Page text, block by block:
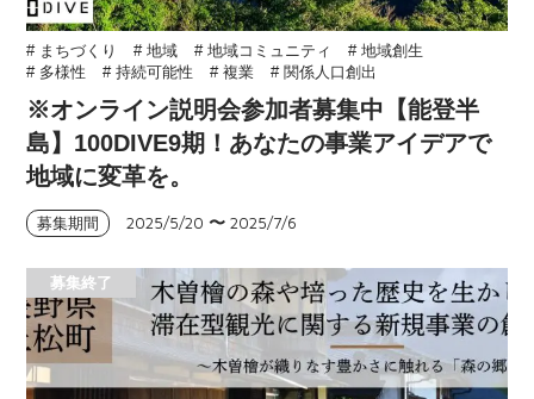
# まちづくり # 地域 # 地域コミュニティ
# 地域創生
# 多様性
# 持続可能性 # 複業 # 関係人口創出
※オンライン説明会参加者募集中【能登半
島】100DIVE9期！あなたの事業アイデアで
地域に変革を。
募集期間 2025/5/20 〜2025/7/6
募集終了